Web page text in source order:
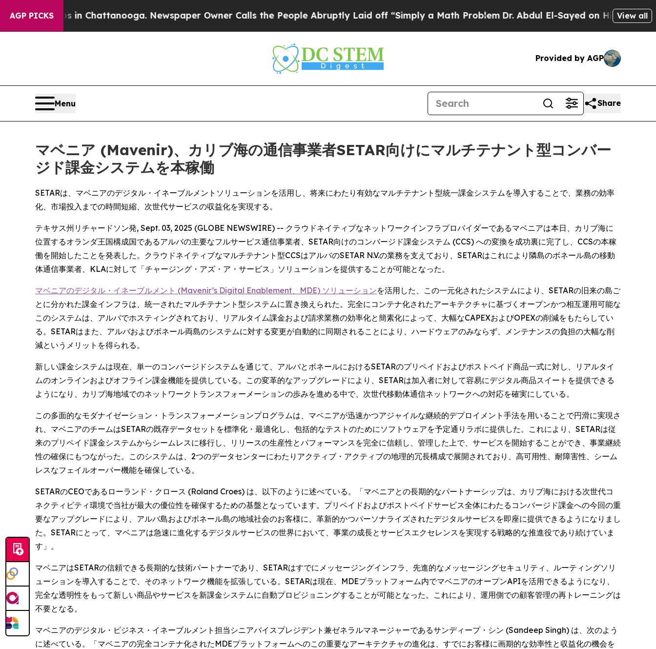
AGP PICKS
Chaos in Chattanooga. Newspaper Owner Calls the People Abruptly Laid off “Simply a Math ProblemDr. Abdul El-Sayed on Historic View all
Provided by AGP
Menu Share
マベニア (Mavenir)、カリブ海の通信事業者SETAR向けにマルチテナント型コンバー
ジド課金システムを本稼働
SETARは、マベニアのデジタル・イネーブルメントソリューションを活用し、将来にわたり有効なマルチテナント型統一課金システムを導入することで、業務の効率
化、市場投入までの時間短縮、次世代サービスの収益化を実現する。
テキサス州リチャードソン発, Sept. 03, 2025 (GLOBE NEWSWIRE) -- クラウドネイティブなネットワークインフラプロバイダーであるマベニアは本日、カリブ海に
位置するオランダ王国構成国であるアルバの主要なフルサービス通信事業者、SETAR向けのコンバージド課金システム (CCS) への変換を成功裏に完了し、CCSの本稼
働を開始したことを発表した。クラウドネイティブなマルチテナント型CCSはアルバのSETAR N.V.の業務を支えており、SETARはこれにより隣島のボネール島の移動
体通信事業者、KLAに対して「チャージング・アズ・ア・サービス」ソリューションを提供することが可能となった。
マベニアのデジタル・イネーブルメント (Mavenir’s Digital Enablement、MDE) ソリューションを活用した、この一元化されたシステムにより、SETARの旧来の島ご
とに分かれた課金インフラは、統一されたマルチテナント型システムに置き換えられた。完全にコンテナ化されたアーキテクチャに基づくオープンかつ相互運用可能な
このシステムは、アルバでホスティングされており、リアルタイム課金および請求業務の効率化と簡素化によって、大幅なCAPEXおよびOPEXの削減をもたらしてい
る。SETARはまた、アルバおよびボネール両島のシステムに対する変更が自動的に同期されることにより、ハードウェアのみならず、メンテナンスの負担の大幅な削
減というメリットを得られる。
新しい課金システムは現在、単一のコンバージドシステムを通じて、アルバとボネールにおけるSETARのプリペイドおよびポストペイド商品一式に対し、リアルタイ
ムのオンラインおよびオフライン課金機能を提供している。この変革的なアップグレードにより、SETARは加入者に対して容易にデジタル商品スイートを提供できる
ようになり、カリブ海地域でのネットワークトランスフォーメーションの歩みを進める中で、次世代移動体通信ネットワークへの対応を確実にしている。
この多面的なモダナイゼーション・トランスフォーメーションプログラムは、マベニアが迅速かつアジャイルな継続的デプロイメント手法を用いることで円滑に実現さ
れ、マベニアのチームはSETARの既存データセットを標準化・最適化し、包括的なテストのためにソフトウェアを予定通りラボに提供した。これにより、SETARは従
来のプリペイド課金システムからシームレスに移行し、リリースの生産性とパフォーマンスを完全に信頼し、管理した上で、サービスを開始することができ、事業継続
性の確保にもつながった。このシステムは、2つのデータセンターにわたりアクティブ・アクティブの地理的冗長構成で展開されており、高可用性、耐障害性、シーム
レスなフェイルオーバー機能を確保している。
SETARのCEOであるローランド・クロース (Roland Croes) は、以下のように述べている。「マベニアとの長期的なパートナーシップは、カリブ海における次世代コ
ネクティビティ環境で当社が最大の優位性を確保するための基盤となっています。プリペイドおよびポストペイドサービス全体にわたるコンバージド課金への今回の重
要なアップグレードにより、アルバ島およびボネール島の地域社会のお客様に、革新的かつパーソナライズされたデジタルサービスを即座に提供できるようになりまし
た。SETARにとって、マベニアは急速に進化するデジタルサービスの世界において、事業の成長とサービスエクセレンスを実現する戦略的な推進役であり続けていま
す」。
マベニアはSETARの信頼できる長期的な技術パートナーであり、SETARはすでにメッセージングインフラ、先進的なメッセージングセキュリティ、ルーティングソリ
ューションを導入することで、そのネットワーク機能を拡張している。SETARは現在、MDEプラットフォーム内でマベニアのオープンAPIを活用できるようになり、
完全な透明性をもって新しい商品やサービスを新課金システムに自動プロビジョニングすることが可能となった。これにより、運用側での顧客管理の再トレーニングは
不要となる。
マベニアのデジタル・ビジネス・イネーブルメント担当シニアバイスプレジデント兼ゼネラルマネージャーであるサンディープ・シン (Sandeep Singh) は、次のよう
に述べている。「マベニアの完全コンテナ化されたMDEプラットフォームへのこの重要なアーキテクチャの進化は、すでにお客様に画期的な効率性と収益化の機会を